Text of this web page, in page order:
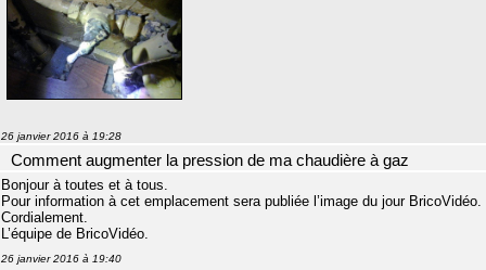
26 janvier 2016 à 19:28
Comment augmenter la pression de ma chaudière à gaz
Bonjour à toutes et à tous.
Pour information à cet emplacement sera publiée l’image du jour BricoVidéo.
Cordialement.
L’équipe de BricoVidéo.
26 janvier 2016 à 19:40